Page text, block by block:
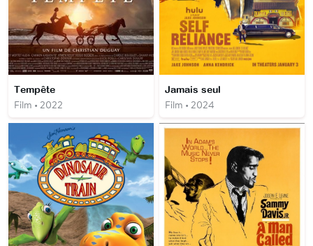
Tempête
Film • 2022
Jamais seul
Film • 2024